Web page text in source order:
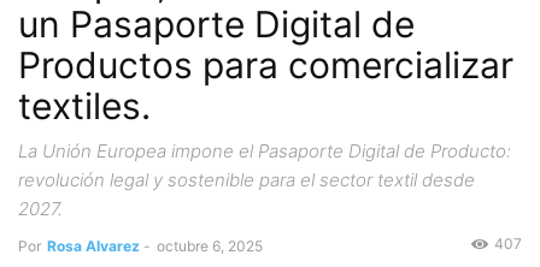
un Pasaporte Digital de
Productos para comercializar
textiles.
La Unión Europea impone el Pasaporte Digital de Producto:
revolución legal y sostenible para el sector textil desde
2027.
Por Rosa Alvarez - octubre 6, 2025 407